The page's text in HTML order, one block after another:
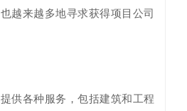
越来越多地寻求获得项目公司
供各种服务，包括建筑和工程